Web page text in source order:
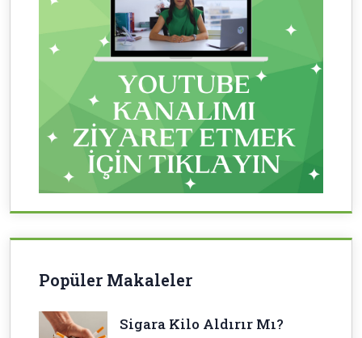
Popüler Makaleler
Sigara Kilo Aldırır Mı?